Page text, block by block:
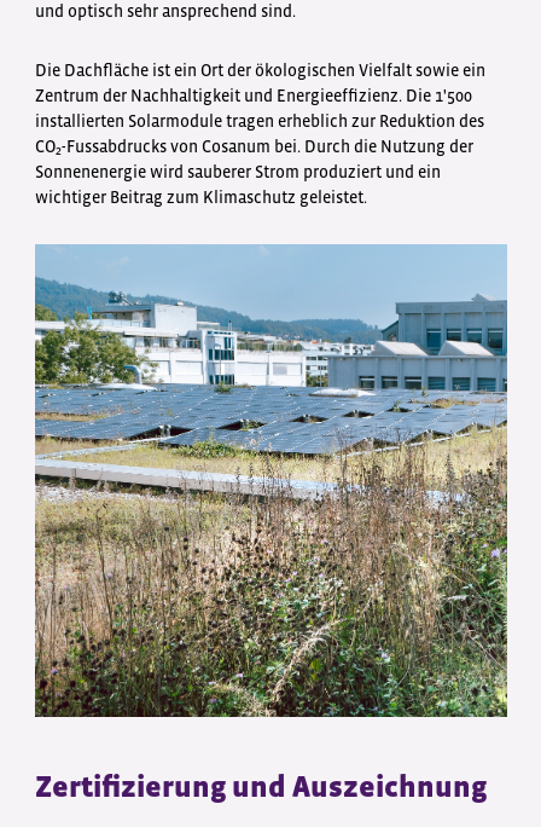
und optisch sehr ansprechend sind.
Die Dachfläche ist ein Ort der ökologischen Vielfalt sowie ein
Zentrum der Nachhaltigkeit und Energieeffizienz. Die 1'500
installierten Solarmodule tragen erheblich zur Reduktion des
CO₂-Fussabdrucks von Cosanum bei. Durch die Nutzung der
Sonnenenergie wird sauberer Strom produziert und ein
wichtiger Beitrag zum Klimaschutz geleistet.
Zertifizierung und Auszeichnung